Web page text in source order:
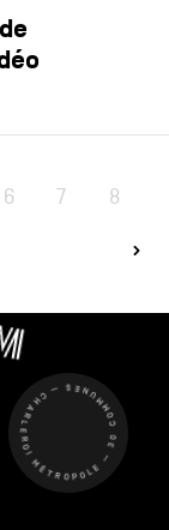
6 7 8
CHARLEROI MÉTROPOLE — 30 COMMUNES —